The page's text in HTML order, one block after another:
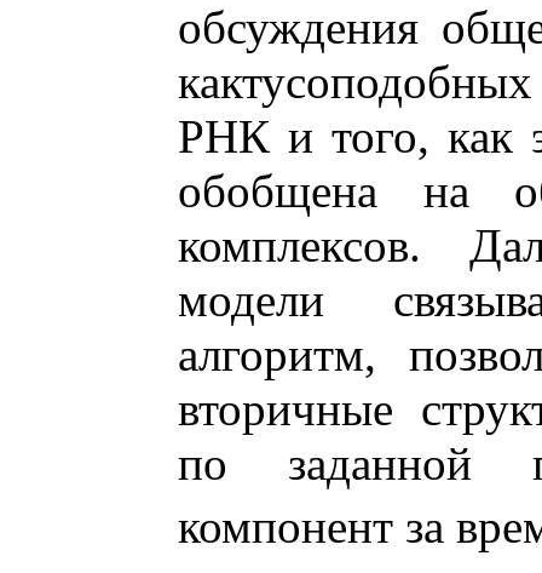
обсуждения
РНК и того, как
обобщена на
комплексов.
модели
алгоритм,
вторичные
по заданной
компонент за